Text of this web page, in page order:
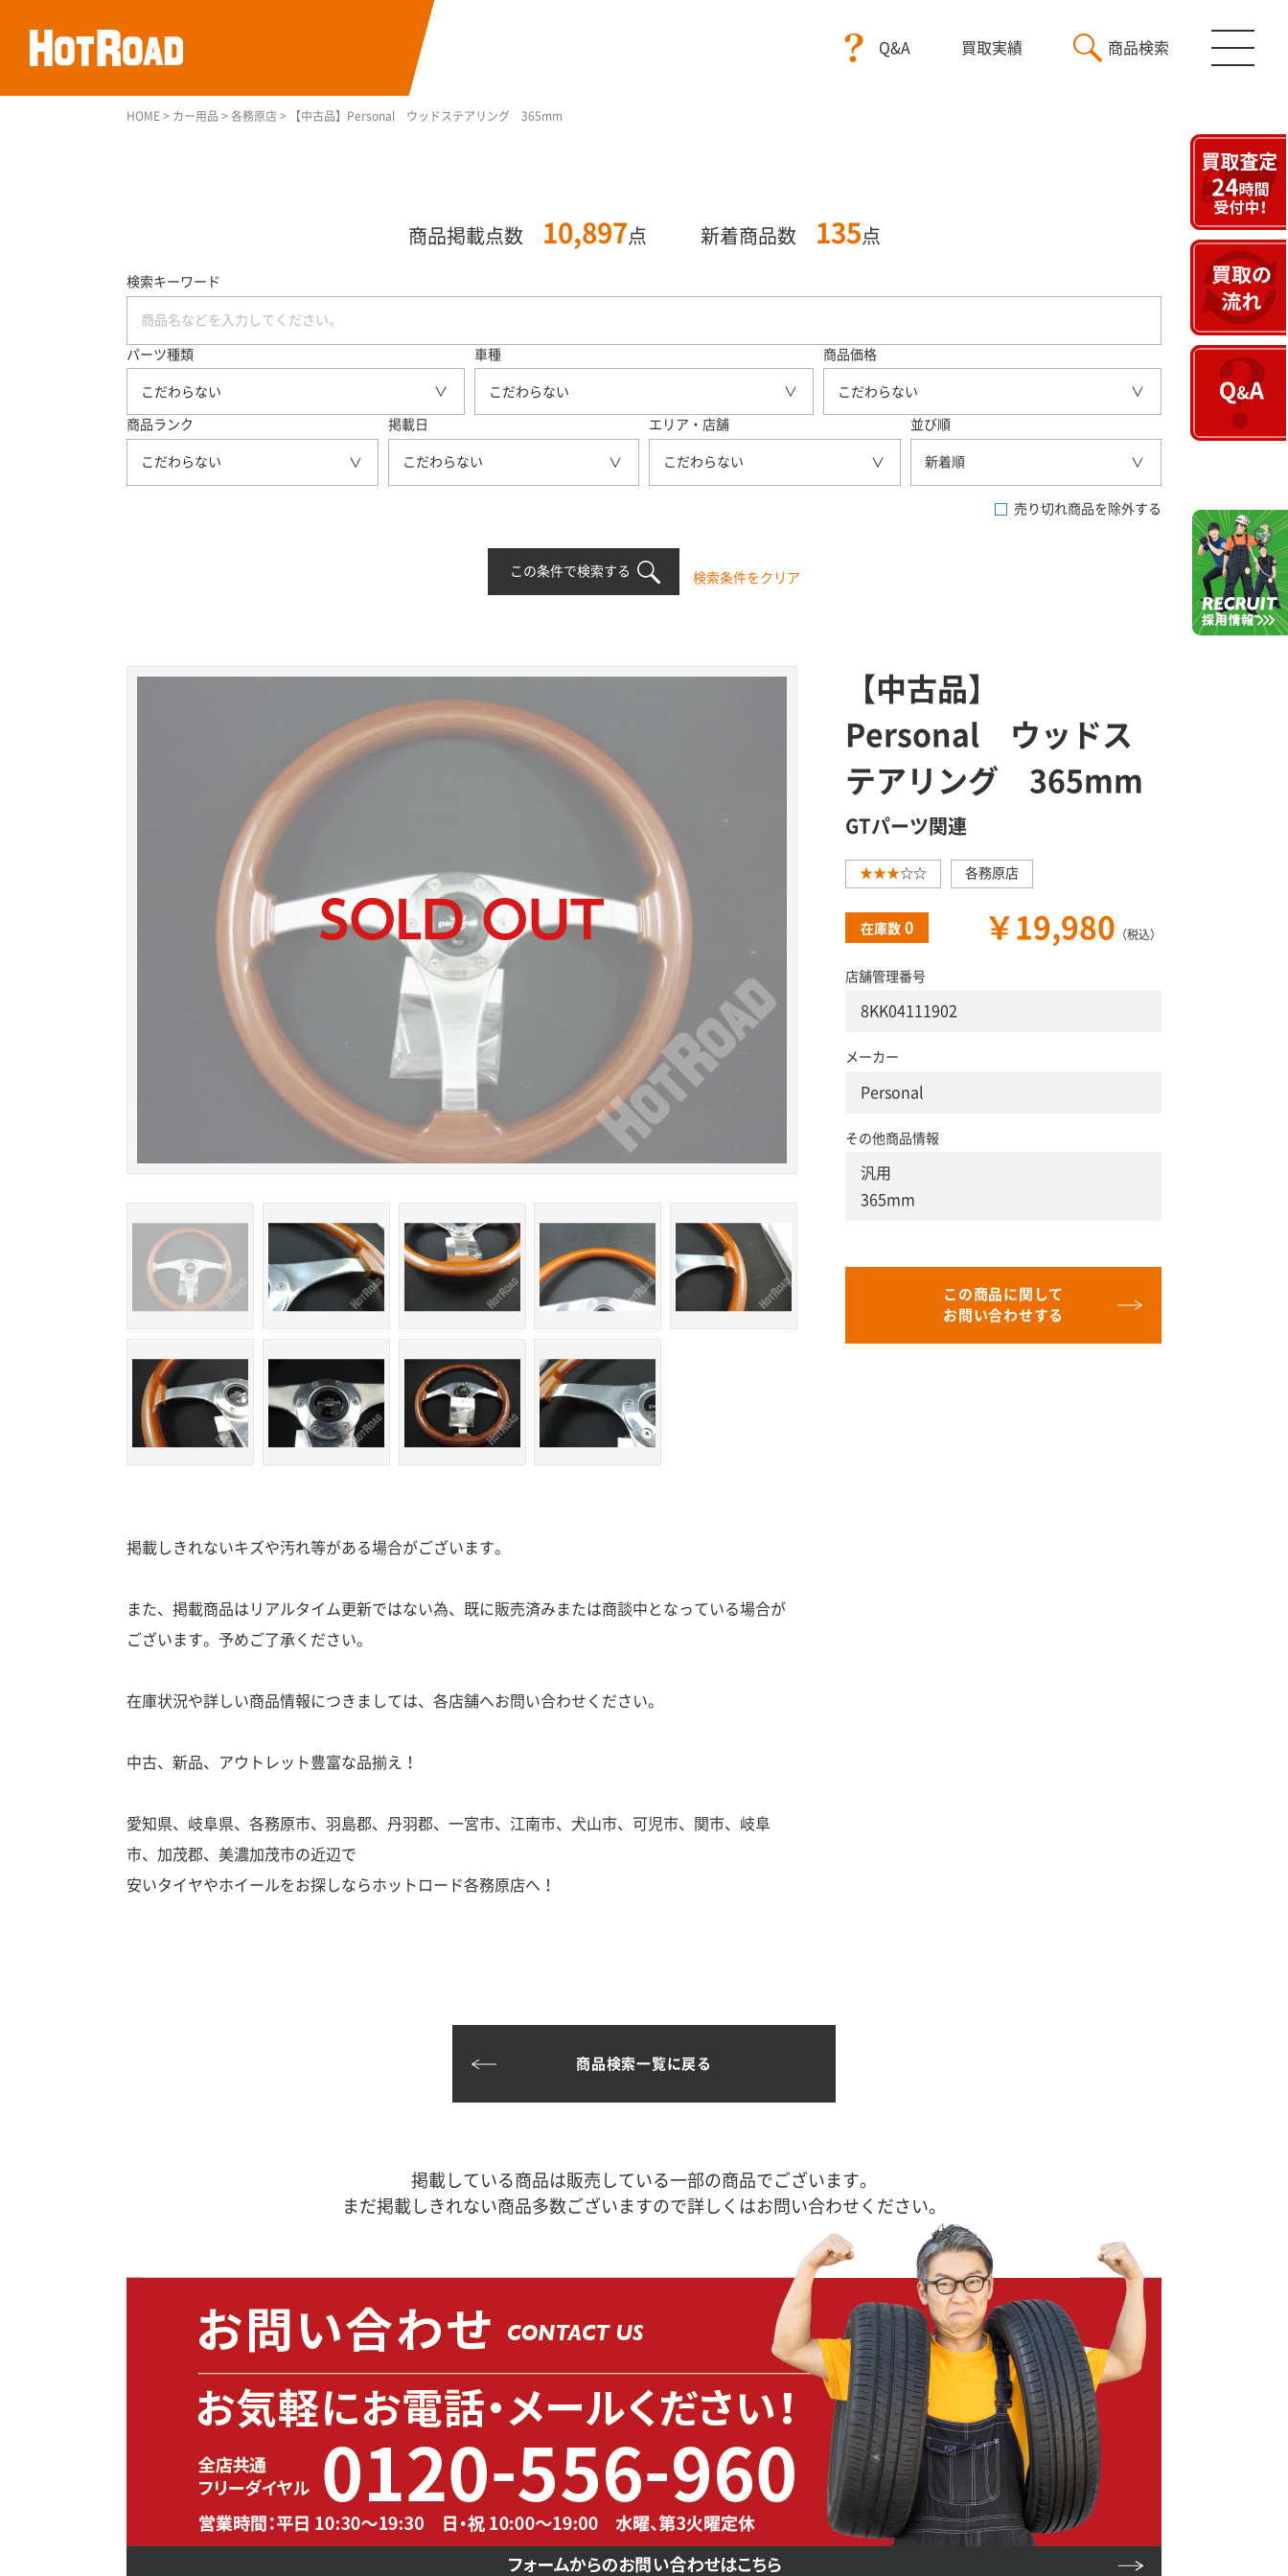
Q&A 買取実績 商品検索
HOME > カー用品 > 各務原店 > 【中古品】Personal ウッドステアリング 365mm
商品掲載点数 10,897点 新着商品数 135 点
検索キーワード
パーツ種類
こだわらない
車種
こだわらない
商品価格
こだわらない
商品ランク
こだわらない
掲載日
こだわらない
エリア・店舗
こだわらない
並び順
新着順
売り切れ商品を除外する
この条件で検索する 検索条件をクリア
掲載しきれないキズや汚れ等がある場合がございます。
また、掲載商品はリアルタイム更新ではない為、既に販売済みまたは商談中となっている場合が
ございます。予めご了承ください。
在庫状況や詳しい商品情報につきましては、各店舗へお問い合わせください。
中古、新品、アウトレット豊富な品揃え！
愛知県、岐阜県、各務原市、羽島郡、丹羽郡、一宮市、江南市、犬山市、可児市、関市、岐阜
市、加茂郡、美濃加茂市の近辺で
安いタイヤやホイールをお探しならホットロード各務原店へ！
【中古品】
Personal ウッドス
テアリング 365mm
GTパーツ関連
★★★☆☆ 各務原店
在庫数 0 ￥19,980 （税込）
店舗管理番号
8KK04111902
メーカー
Personal
その他商品情報
汎用
365mm
この商品に関して
お問い合わせする
商品検索一覧に戻る
掲載している商品は販売している一部の商品でございます。
まだ掲載しきれない商品多数ございますので詳しくはお問い合わせください。